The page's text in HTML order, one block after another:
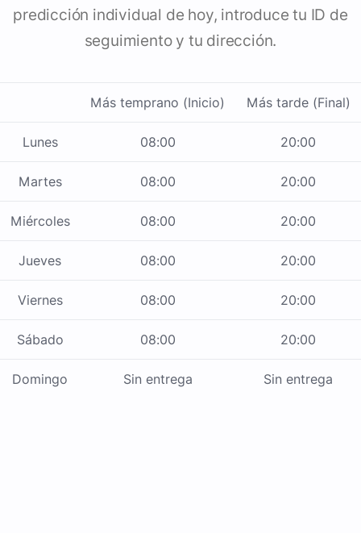
predicción individual de hoy, introduce tu ID de
seguimiento y tu dirección.
Más temprano (Inicio) Más tarde (Final)
Lunes 08:00 20:00
Martes 08:00 20:00
Miércoles 08:00 20:00
Jueves 08:00 20:00
Viernes 08:00 20:00
Sábado 08:00 20:00
Domingo Sin entrega Sin entrega